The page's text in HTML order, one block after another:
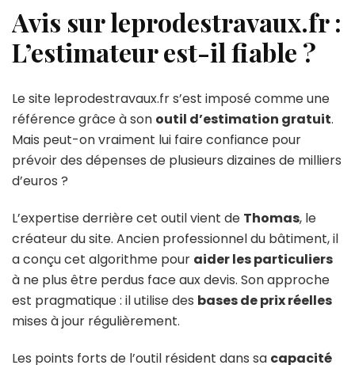
Avis sur leprodestravaux.fr :
L’estimateur est-il fiable ?
Le site leprodestravaux.fr s’est imposé comme une
référence grâce à son outil d’estimation gratuit.
Mais peut-on vraiment lui faire confiance pour
prévoir des dépenses de plusieurs dizaines de milliers
d’euros ?
L’expertise derrière cet outil vient de Thomas, le
créateur du site. Ancien professionnel du bâtiment, il
a conçu cet algorithme pour aider les particuliers
à ne plus être perdus face aux devis. Son approche
est pragmatique : il utilise des bases de prix réelles
mises à jour régulièrement.
Les points forts de l’outil résident dans sa capacité